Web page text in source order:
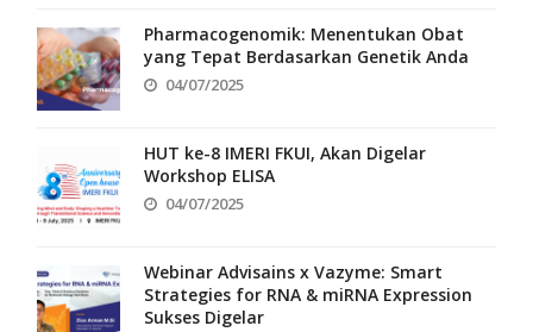
Pharmacogenomik: Menentukan Obat
yang Tepat Berdasarkan Genetik Anda
04/07/2025
HUT ke-8 IMERI FKUI, Akan Digelar
Workshop ELISA
04/07/2025
Webinar Advisains x Vazyme: Smart
Strategies for RNA & miRNA Expression
Sukses Digelar